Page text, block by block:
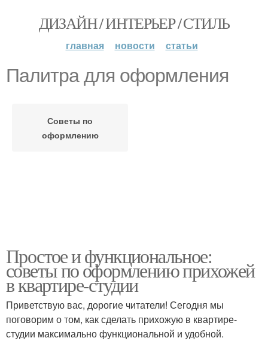
ДИЗАЙН / ИНТЕРЬЕР / СТИЛЬ
главная новости статьи
Палитра для оформления
Советы по
оформлению
Простое и функциональное:
советы по оформлению прихожей
в квартире-студии
Приветствую вас, дорогие читатели! Сегодня мы
поговорим о том, как сделать прихожую в квартире-
студии максимально функциональной и удобной.